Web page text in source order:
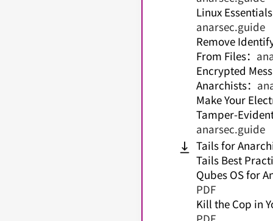
Linux Essentials
anarsec.guide
Remove
From Files：
Encrypted
Anarchists：
Make Your
Tamper-
anarsec.guide
Tails for
Tails Best
Qubes OS for
PDF
Kill the Cop in